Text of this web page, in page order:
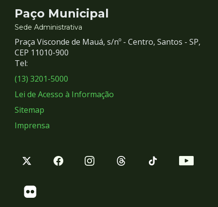
Contato
e
Redes
Sociais
Paço Municipal
Sede Administrativa
Praça Visconde de Mauá, s/nº - Centro, Santos - SP,
CEP 11010-900
Tel:
(13) 3201-5000
Lei de Acesso à Informação
Sitemap
Imprensa